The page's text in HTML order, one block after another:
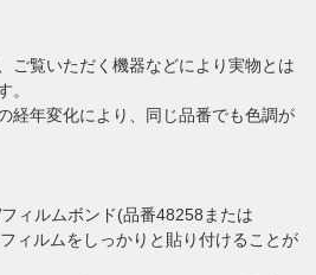
ご覧いただく機器などにより実物とは
。
経年変化により、同じ品番でも色調が
ィルムボンド(品番48258または
ィルムをしっかりと貼り付けることが